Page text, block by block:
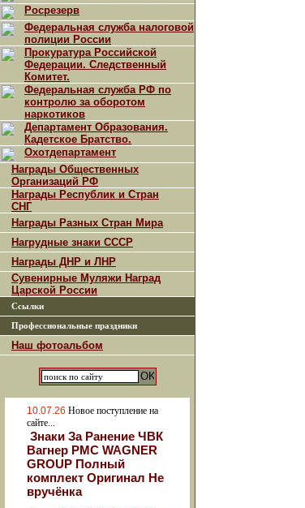
Росрезерв
Федеральная служба налоговой
полиции России
Прокуратура Российской
Федерации. Следственный
Комитет.
Федеральная служба РФ по
контролю за оборотом
наркотиков
Департамент Образования.
Кадетское Братство.
Охотдепартамент
Награды Общественных
Организаций РФ
Награды Республик и Стран
СНГ
Награды Разных Стран Мира
Нагрудные знаки СССР
Награды ДНР и ЛНР
Сувенирные Муляжи Наград
Царской России
Ссылки
Профессиональные праздники
Наш фотоальбом
10.07.26 Новое поступление на
сайте...
Знаки За Ранение ЧВК
Вагнер РМС WAGNER
GROUP Полный
комплект Оригинал Не
вручёнка